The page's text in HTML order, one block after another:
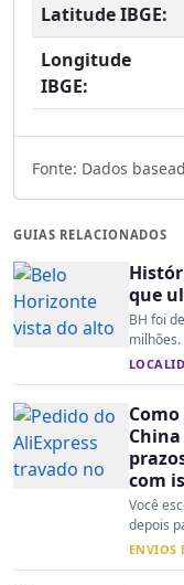
Latitude IBGE:
Longitude
IBGE:
Fonte: Dados
GUIAS RELACIONADOS
que
BH foi
com
Você
depois
ENVIOS